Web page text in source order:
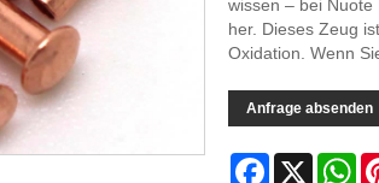
wissen – bei
her. Dieses Zeug
Oxidation. Wenn
Anfrage absenden
Facebook
X